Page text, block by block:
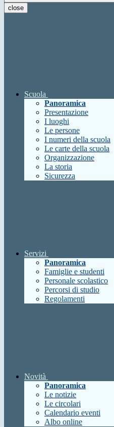
close
Scuola
Panoramica
Presentazione
I luoghi
Le persone
I numeri della scuola
Le carte della scuola
Organizzazione
La storia
Sicurezza
Servizi
Panoramica
Famiglie e studenti
Personale scolastico
Percorsi di studio
Regolamenti
Novità
Panoramica
Le notizie
Le circolari
Calendario eventi
Albo online